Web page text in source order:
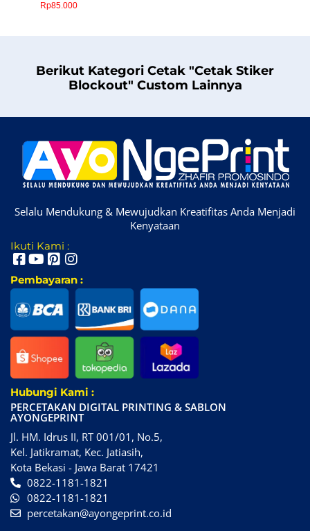
Rp85.000
Berikut Kategori Cetak "Cetak Stiker
Blockout" Custom Lainnya
Selalu Mendukung & Mewujudkan Kreatifitas Anda Menjadi
Kenyataan
Ikuti Kami :
Pembayaran :
Hubungi Kami :
PERCETAKAN DIGITAL PRINTING & SABLON
AYONGEPRINT
Jl. HM. Idrus II, RT 001/01, No.5,
Kel. Jatikramat, Kec. Jatiasih,
Kota Bekasi - Jawa Barat 17421
0822-1181-1821
0822-1181-1821
percetakan@ayongeprint.co.id